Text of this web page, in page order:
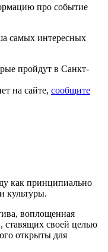
про событие
самых интересных
пройдут в Санкт-
на сайте, сообщите
как принципиально
культуры.
воплощенная
своей целью
открыты для